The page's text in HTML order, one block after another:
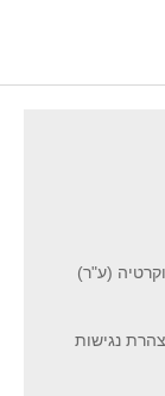
(ע"ר)
נגישות